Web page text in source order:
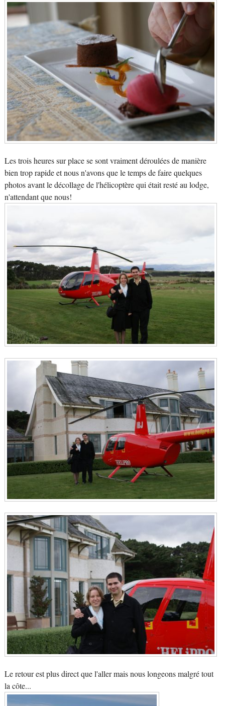
Les trois heures sur place se sont vraiment déroulées de manière
bien trop rapide et nous n'avons que le temps de faire quelques
photos avant le décollage de l'hélicoptère qui était resté au lodge,
n'attendant que nous!
Le retour est plus direct que l'aller mais nous longeons malgré tout
la côte...